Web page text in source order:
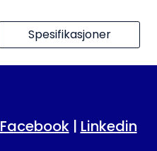
Spesifikasjoner
Facebook| Linkedin